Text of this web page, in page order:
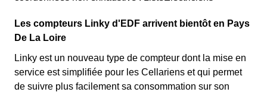
Les compteurs Linky d'EDF arrivent bientôt en Pays
De La Loire
Linky est un nouveau type de compteur dont la mise en
service est simplifiée pour les Cellariens et qui permet
de suivre plus facilement sa consommation sur son